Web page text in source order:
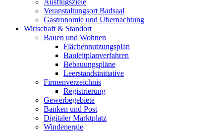
Ausflugsziele
Veranstaltungsort Badsaal
Gastronomie und Übernachtung
Wirtschaft & Standort
Bauen und Wohnen
Flächennutzungsplan
Bauleitplanverfahren
Bebauungspläne
Leerstandsinitiative
Firmenverzeichnis
Registrierung
Gewerbegebiete
Banken und Post
Digitaler Marktplatz
Windenergie